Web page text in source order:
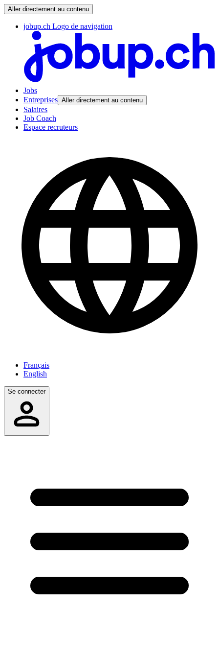
Aller directement au contenu
jobup.ch Logo de navigation
Jobs
Entreprises Aller directement au contenu
Salaires
Job Coach
Espace recruteurs
Français
English
Se connecter